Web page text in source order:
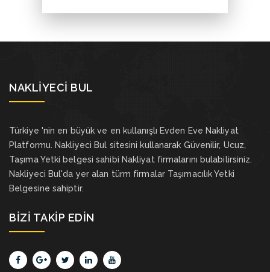
NAKLIYECI BUL
Türkiye 'nin en büyük ve en kullanışlı Evden Eve Nakliyat
Platformu. Nakliyeci Bul sitesini kullanarak Güvenilir, Ucuz,
Taşıma Yetki belgesi sahibi Nakliyat firmalarını bulabilirsiniz.
Nakliyeci Bul'da yer alan türm firmalar Taşımacılık Yetki
Belgesine sahiptir.
BIZI TAKIP EDIN